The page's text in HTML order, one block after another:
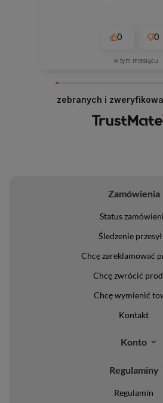
0 0
w tym miesiącu
zebranych i
Zamówienia
Status
Śledzenie
Chcę zareklamować
Chcę zwrócić
Chcę wymienić
Kontakt
Konto
Regulaminy
Regulamin